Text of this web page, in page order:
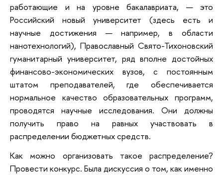
работающие и на уровне бакалавриата, — это
Российский новый университет (здесь есть и
научные достижения — например, в области
нанотехнологий), Православный Свято-Тихоновский
гуманитарный университет, ряд вполне достойных
финансово-экономических вузов, с постоянным
штатом преподавателей, где обеспечивается
нормальное качество образовательных программ,
проводятся научные исследования. Они должны
получить право на равных участвовать в
распределении бюджетных средств.
Как можно организовать такое распределение?
Провести конкурс. Была дискуссия о том, как именно